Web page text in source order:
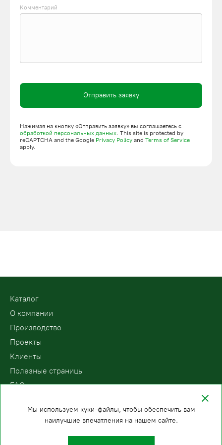
индивидуальным проектам. На все модели подъемников
предоставляется гарантия. Доставим грузоподъемную
Комментарий
Отправить заявку
Нажимая на кнопку «Отправить заявку» вы соглашаетесь с
обработкой персональных данных. This site is protected by
reCAPTCHA and the Google Privacy Policy and Terms of Service
apply.
Kаталог
О компании
Производство
Проекты
Клиенты
Полезные страницы
FAQ
8 (800) 200-78-15
Мы используем куки-файлы, чтобы обеспечить вам
наилучшие впечатления на нашем сайте.